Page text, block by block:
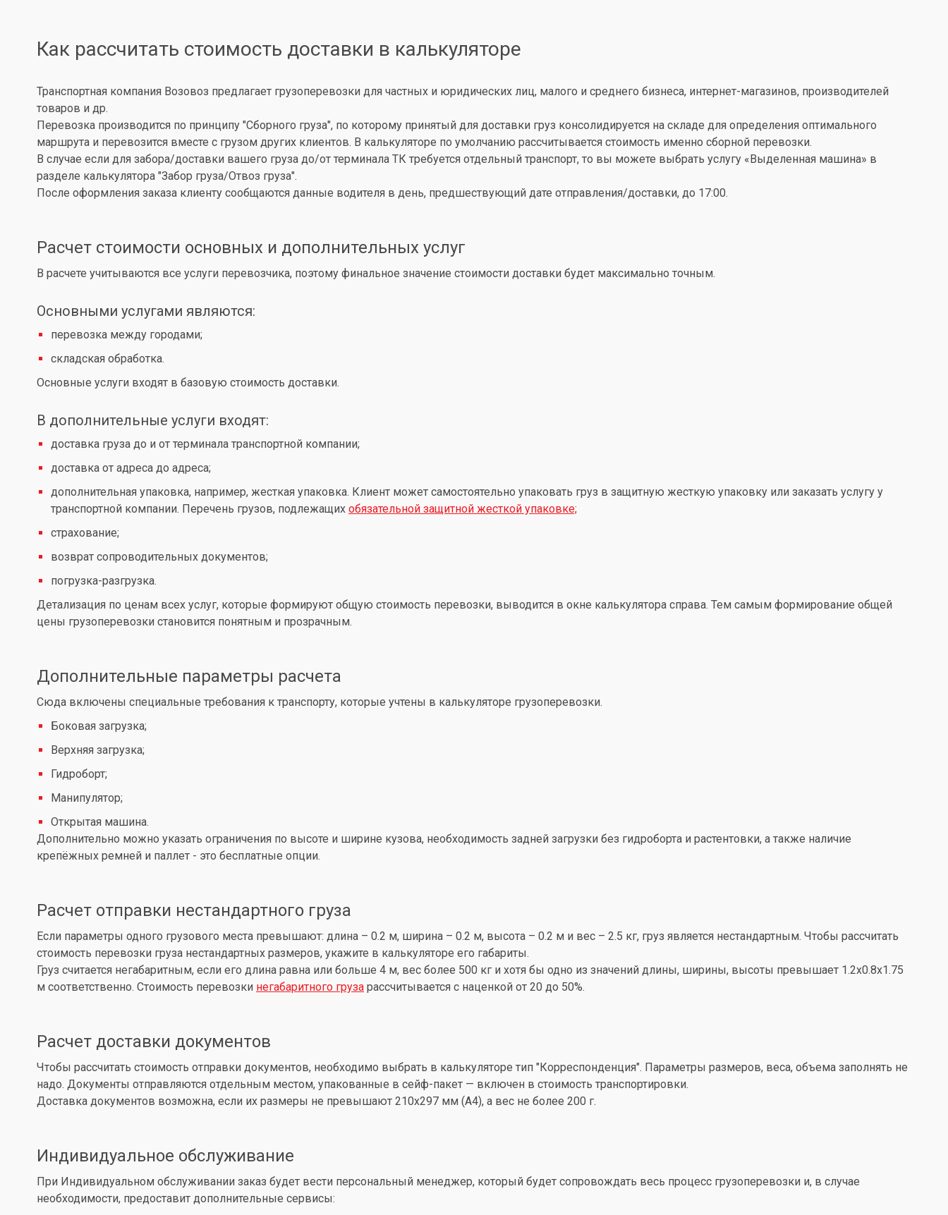
Как рассчитать стоимость доставки в калькуляторе
Транспортная компания Возовоз предлагает грузоперевозки для частных и юридических лиц, малого и среднего бизнеса, интернет-магазинов, производителей
товаров и др.
Перевозка производится по принципу "Сборного груза", по которому принятый для доставки груз консолидируется на складе для определения оптимального
маршрута и перевозится вместе с грузом других клиентов. В калькуляторе по умолчанию рассчитывается стоимость именно сборной перевозки.
В случае если для забора/доставки вашего груза до/от терминала ТК требуется отдельный транспорт, то вы можете выбрать услугу «Выделенная машина» в
разделе калькулятора "Забор груза/Отвоз груза".
После оформления заказа клиенту сообщаются данные водителя в день, предшествующий дате отправления/доставки, до 17:00.
Расчет стоимости основных и дополнительных услуг
В расчете учитываются все услуги перевозчика, поэтому финальное значение стоимости доставки будет максимально точным.
Основными услугами являются:
перевозка между городами;
складская обработка.
Основные услуги входят в базовую стоимость доставки.
В дополнительные услуги входят:
доставка груза до и от терминала транспортной компании;
доставка от адреса до адреса;
дополнительная упаковка, например, жесткая упаковка. Клиент может самостоятельно упаковать груз в защитную жесткую упаковку или заказать услугу у
транспортной компании. Перечень грузов, подлежащих обязательной защитной жесткой упаковке;
страхование;
возврат сопроводительных документов;
погрузка-разгрузка.
Детализация по ценам всех услуг, которые формируют общую стоимость перевозки, выводится в окне калькулятора справа. Тем самым формирование общей
цены грузоперевозки становится понятным и прозрачным.
Дополнительные параметры расчета
Сюда включены специальные требования к транспорту, которые учтены в калькуляторе грузоперевозки.
Боковая загрузка;
Верхняя загрузка;
Гидроборт;
Манипулятор;
Открытая машина.
Дополнительно можно указать ограничения по высоте и ширине кузова, необходимость задней загрузки без гидроборта и растентовки, а также наличие
крепёжных ремней и паллет - это бесплатные опции.
Расчет отправки нестандартного груза
Если параметры одного грузового места превышают: длина – 0.2 м, ширина – 0.2 м, высота – 0.2 м и вес – 2.5 кг, груз является нестандартным. Чтобы рассчитать
стоимость перевозки груза нестандартных размеров, укажите в калькуляторе его габариты.
Груз считается негабаритным, если его длина равна или больше 4 м, вес более 500 кг и хотя бы одно из значений длины, ширины, высоты превышает 1.2x0.8x1.75
м соответственно. Стоимость перевозки негабаритного груза рассчитывается с наценкой от 20 до 50%.
Расчет доставки документов
Чтобы рассчитать стоимость отправки документов, необходимо выбрать в калькуляторе тип "Корреспонденция". Параметры размеров, веса, объема заполнять не
надо. Документы отправляются отдельным местом, упакованные в сейф-пакет — включен в стоимость транспортировки.
Доставка документов возможна, если их размеры не превышают 210x297 мм (А4), а вес не более 200 г.
Индивидуальное обслуживание
При Индивидуальном обслуживании заказ будет вести персональный менеджер, который будет сопровождать весь процесс грузоперевозки и, в случае
необходимости, предоставит дополнительные сервисы: